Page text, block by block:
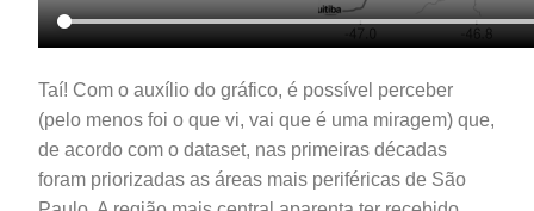
Taí! Com o auxílio do gráfico, é possível perceber
(pelo menos foi o que vi, vai que é uma miragem) que,
de acordo com o dataset, nas primeiras décadas
foram priorizadas as áreas mais periféricas de São